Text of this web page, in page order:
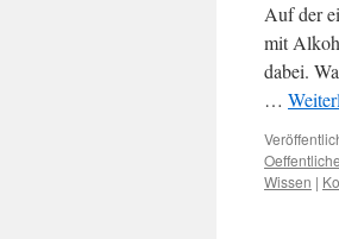
Auf der
mit
dabei.
…
Wissen |